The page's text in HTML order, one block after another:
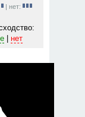
| нет:
нет